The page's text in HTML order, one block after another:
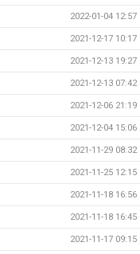
2022-01-04 12:57
2021-12-17 10:17
2021-12-13 19:27
2021-12-13 07:42
2021-12-06 21:19
2021-12-04 15:06
2021-11-29 08:32
2021-11-25 12:15
2021-11-18 16:56
2021-11-18 16:45
2021-11-17 09:15